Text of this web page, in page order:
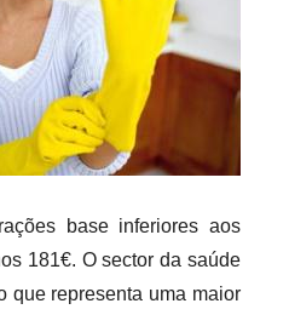
e
c
a
base inferiores aos
181€. O sector da saúde
que representa uma maior